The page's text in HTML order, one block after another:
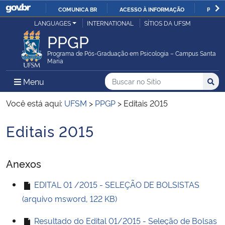
IR
O
COMUNICA BR ACESSO À INFORMAÇÃO
Ministério da Justiça e Segurança Pública
Ministério da Defesa
Ministério das Relações Exteriores
Ministério da Economia
Ministério da Agricultura, Pecuária e Abastecimento
Ministério da Educação
LANGUAGES INTERNATIONAL SÍTIOS DA UFSM
PPGP
Programa de Pós-Graduação em Psicologia – Campus Santa
Maria
Menu Menu Principal do Sítio
Busca
Buscar no no Sítio
Busca:
Você está aqui: UFSM > PPGP > Editais 2015
Início do conteúdo
Editais 2015
Anexos
EDITAL 01 /2015 - SELEÇÃO DE BOLSISTAS
(arquivo msword, 122 KB)
Resultado do Edital 01/2015 - Seleção de Bolsas